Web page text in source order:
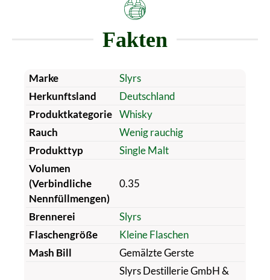
Fakten
Marke
Slyrs
Herkunftsland
Deutschland
Produktkategorie Whisky
Rauch
Wenig rauchig
Produkttyp
Single Malt
Volumen
(Verbindliche
Nennfüllmengen)
0.35
Brennerei
Slyrs
Flaschengröße
Kleine Flaschen
Mash Bill
Gemälzte Gerste
Slyrs Destillerie GmbH &